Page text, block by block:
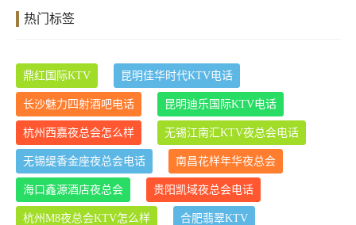
热门标签
鼎红国际KTV 昆明佳华时代KTV电话
长沙魅力四射酒吧电话 昆明迪乐国际KTV电话
杭州西嘉夜总会怎么样 无锡江南汇KTV夜总会电话
无锡缇香金座夜总会电话 南昌花样年华夜总会
海口鑫源酒店夜总会 贵阳凯域夜总会电话
杭州M8夜总会KTV怎么样 合肥翡翠KTV